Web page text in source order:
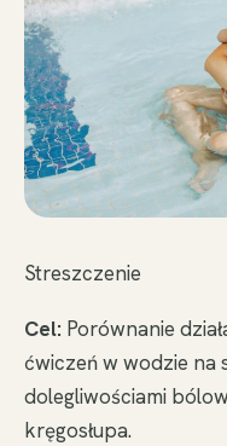
Streszczenie
Cel: Porównanie
ćwiczeń w wodzie
dolegliwościami
kręgosłupa.